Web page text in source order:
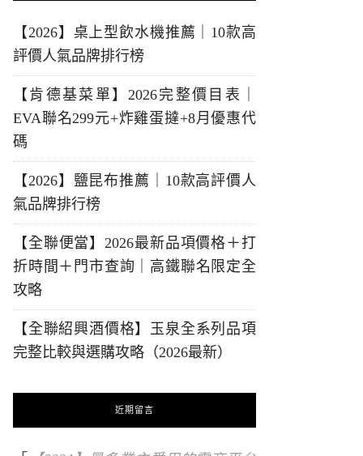
【2026】桌上型飲水機推薦｜10款高
評價人氣品牌排行榜
【肯德基菜單】2026完整價目表｜
EVA聯名299元+炸雞蛋撻+8月優惠代
碼
【2026】鹽昆布推薦｜10款高評價人
氣品牌排行榜
【全聯便當】2026最新品項價格＋打
折時間＋門市查詢｜高鐵聯名限定全
攻略
【全聯紹興酒價格】玉泉全系列品項
完整比較與選購攻略（2026最新）
近期留言